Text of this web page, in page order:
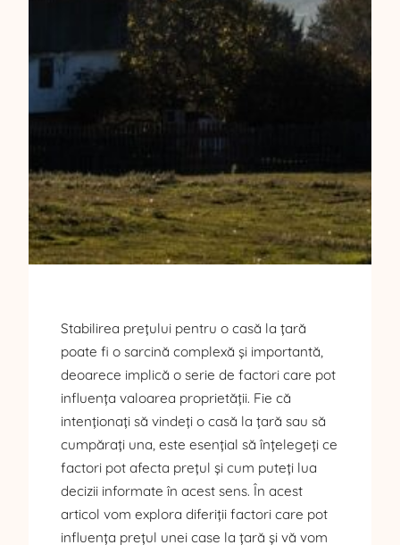
Stabilirea prețului pentru o casă la țară
poate fi o sarcină complexă și importantă,
deoarece implică o serie de factori care pot
influența valoarea proprietății. Fie că
intenționați să vindeți o casă la țară sau să
cumpărați una, este esențial să înțelegeți ce
factori pot afecta prețul și cum puteți lua
decizii informate în acest sens. În acest
articol vom explora diferiții factori care pot
influența prețul unei case la țară și vă vom